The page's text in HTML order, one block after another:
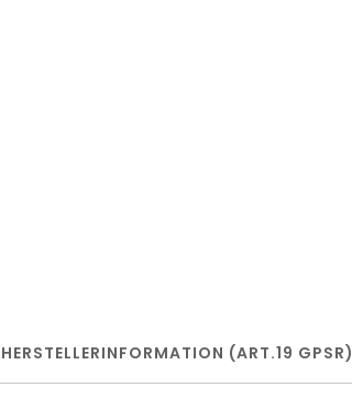
HERSTELLERINFORMATION (ART.19 GPSR)